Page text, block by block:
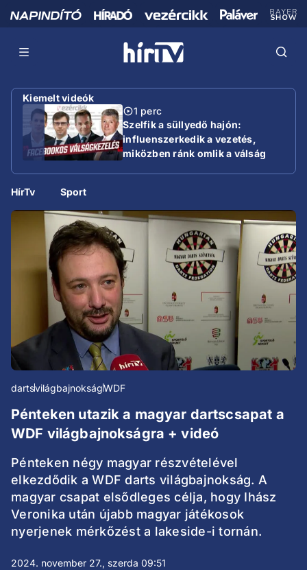
Kiemelt videók
1 perc
Szelfik a süllyedő hajón:
influenszerkedik a vezetés,
miközben ránk omlik a válság
HírTv Sport
dartsvilágbajnokságWDF
Pénteken utazik a magyar dartscsapat a
WDF világbajnokságra + videó
Pénteken négy magyar részvételével
elkezdődik a WDF darts világbajnokság. A
magyar csapat elsődleges célja, hogy Ihász
Veronika után újabb magyar játékosok
nyerjenek mérkőzést a lakeside-i tornán.
2024. november 27., szerda 09:51